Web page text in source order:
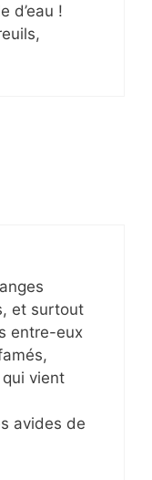
d’eau !
et surtout
entre-eux
vient
avides de